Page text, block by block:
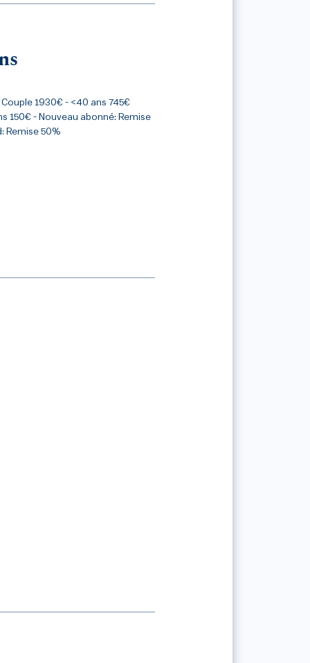
Couple 1930€ - <40 ans 745€
150€ - Nouveau abonné: Remise
Remise 50%